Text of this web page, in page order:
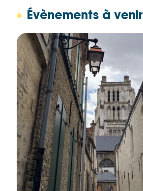
Évènements à venir